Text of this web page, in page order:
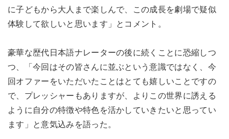
に子どもから大人まで楽しんで、この成長を劇場で疑似
体験して欲しいと思います」とコメント。
豪華な歴代日本語ナレーターの後に続くことに恐縮しつ
つ、「今回はその皆さんに並ぶという意識ではなく、今
回オファーをいただいたことはとても嬉しいことですの
で、プレッシャーもありますが、よりこの世界に誘える
ように自分の特徴や特色を活かしていきたいと思ってい
ます」と意気込みを語った。